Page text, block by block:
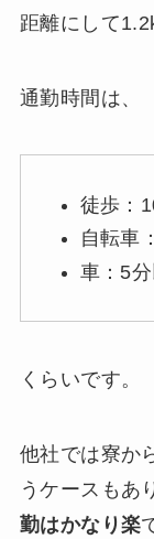
距離にして
通勤時間は、
徒歩：
自転車
車：5
くらいです。
他社では寮か
うケースもあ
勤はかなり楽